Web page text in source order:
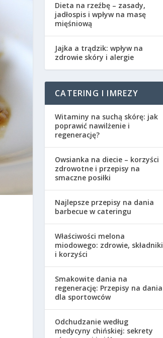
Dieta na rzeźbę – zasady,
jadłospis i wpływ na masę
mięśniową
Jajka a trądzik: wpływ na
zdrowie skóry i alergie
CATERING I IMREZY
Witaminy na suchą skórę: jak
poprawić nawilżenie i
regenerację?
Owsianka na diecie – korzyści
zdrowotne i przepisy na
smaczne posiłki
Najlepsze przepisy na dania
barbecue w cateringu
Właściwości melona
miodowego: zdrowie, składniki
i korzyści
Smakowite dania na
regenerację: Przepisy na dania
dla sportowców
Odchudzanie według
medycyny chińskiej: sekrety